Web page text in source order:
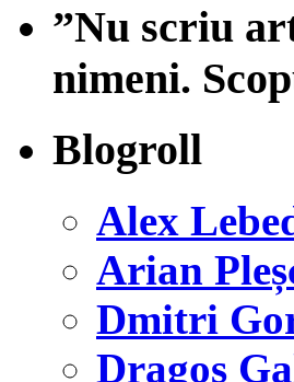
”Nu scriu
nimeni.
Blogroll
Alex
Arian
Dmitri
Dragoș